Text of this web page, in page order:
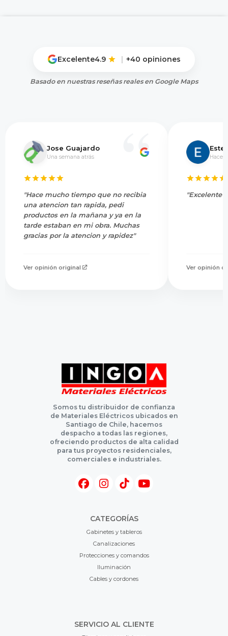
Excelente4.9 | +40 opiniones
Basado en nuestras reseñas reales en Google Maps
Jose Guajardo
Una semana atrás
"Hace mucho tiempo que no recibia
una atencion tan rapida, pedi
productos en la mañana y ya en la
tarde estaban en mi obra. Muchas
gracias por la atencion y rapidez"
Ver opinión original
Hace
"Excelente
Ver opinión
Somos tu distribuidor de confianza
de Materiales Eléctricos ubicados en
Santiago de Chile, hacemos
despacho a todas las regiones,
ofreciendo productos de alta calidad
para tus proyectos residenciales,
comerciales e industriales.
CATEGORÍAS
Gabinetes y tableros
Canalizaciones
Protecciones y comandos
Iluminación
Cables y cordones
SERVICIO AL CLIENTE